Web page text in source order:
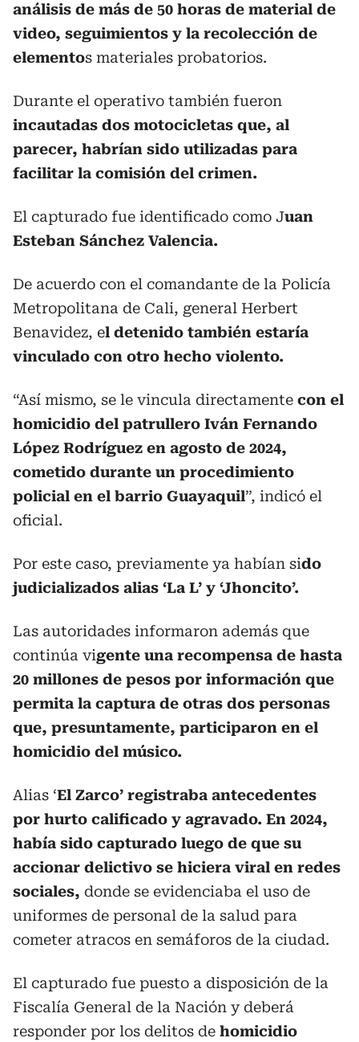
análisis de más de 50 horas de material de
video, seguimientos y la recolección de
elementos materiales probatorios.
Durante el operativo también fueron
incautadas dos motocicletas que, al
parecer, habrían sido utilizadas para
facilitar la comisión del crimen.
El capturado fue identificado como Juan
Esteban Sánchez Valencia.
De acuerdo con el comandante de la Policía
Metropolitana de Cali, general Herbert
Benavidez, el detenido también estaría
vinculado con otro hecho violento.
“Así mismo, se le vincula directamente con el
homicidio del patrullero Iván Fernando
López Rodríguez en agosto de 2024,
cometido durante un procedimiento
policial en el barrio Guayaquil”, indicó el
oficial.
Por este caso, previamente ya habían sido
judicializados alias ‘La L’ y ‘Jhoncito’.
Las autoridades informaron además que
continúa vigente una recompensa de hasta
20 millones de pesos por información que
permita la captura de otras dos personas
que, presuntamente, participaron en el
homicidio del músico.
Alias ‘El Zarco’ registraba antecedentes
por hurto calificado y agravado. En 2024,
había sido capturado luego de que su
accionar delictivo se hiciera viral en redes
sociales, donde se evidenciaba el uso de
uniformes de personal de la salud para
cometer atracos en semáforos de la ciudad.
El capturado fue puesto a disposición de la
Fiscalía General de la Nación y deberá
responder por los delitos de homicidio